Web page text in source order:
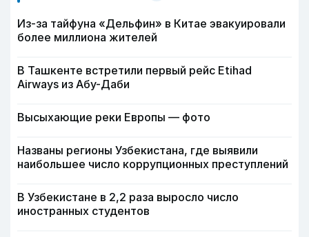
Из-за тайфуна «Дельфин» в Китае эвакуировали
более миллиона жителей
В Ташкенте встретили первый рейс Etihad
Airways из Абу-Даби
Высыхающие реки Европы — фото
Названы регионы Узбекистана, где выявили
наибольшее число коррупционных преступлений
В Узбекистане в 2,2 раза выросло число
иностранных студентов